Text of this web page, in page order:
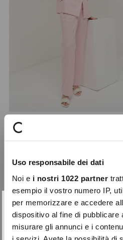
Uso responsabile dei dati
Noi e i nostri 1022 partner
esempio il vostro numero IP,
per memorizzare e accedere
dispositivo al fine di pubblicare
misurare gli annunci e i
i servizi. Avete la possibilità di
out for a clean and refined
leg cut, finish ...
reduced
from
€99.00 to €29.70
-50%SUBSCRIBE